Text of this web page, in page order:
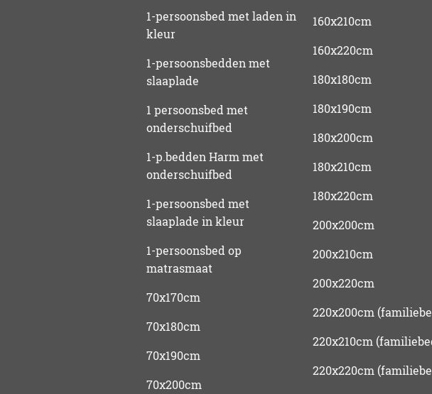
1-persoonsbed met laden in
kleur
1-persoonsbedden met
slaaplade
1 persoonsbed met
onderschuifbed
1-p.bedden Harm met
onderschuifbed
1-persoonsbed met
slaaplade in kleur
1-persoonsbed op
matrasmaat
70x170cm
70x180cm
70x190cm
70x200cm
160x210cm
160x220cm
180x180cm
180x190cm
180x200cm
180x210cm
180x220cm
200x200cm
200x210cm
200x220cm
220x200cm
220x210cm
220x220cm